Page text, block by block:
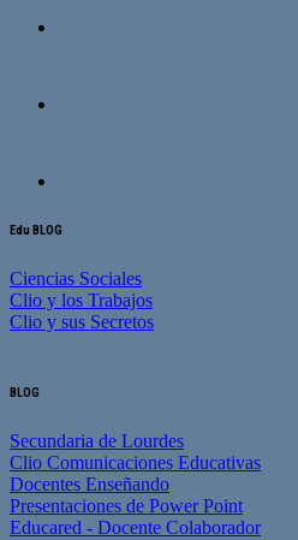
Edu BLOG
Ciencias Sociales
Clio y los Trabajos
Clio y sus Secretos
BLOG
Secundaria de Lourdes
Clio Comunicaciones Educativas
Docentes Enseñando
Presentaciones de Power Point
Educared - Docente Colaborador